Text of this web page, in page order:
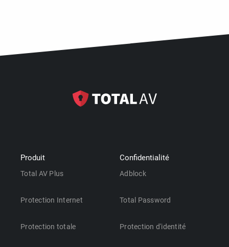
Produit
Total AV Plus
Protection Internet
Protection totale
Confidentialité
Adblock
Total Password
Protection d'identité